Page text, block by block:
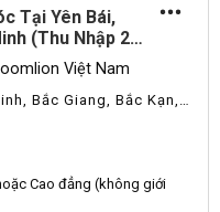
Tại Yên Bái,
(Thu Nhập 20-
Việt Nam
Bắc Giang, Bắc Kạn,
Lào Cai, Phú Thọ,
Cao đẳng (không giới